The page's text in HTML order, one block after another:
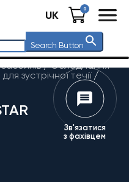
UK 0
Search Button
/Обладнання
зустрічної течії/
Зв'язатися
з фахівцем